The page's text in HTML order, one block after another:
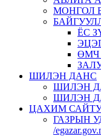
МОНГОЛ
ЁС
ӨМЧ
ШИЛЭН ДАНС
ШИЛЭН
ШИЛЭН
ЦАХИМ
ГАЗРЫН
/